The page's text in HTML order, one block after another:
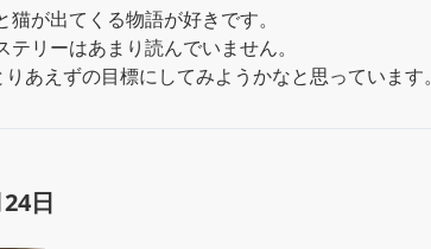
猫が出てくる物語が好きです。
テリーはあまり読んでいません。
あえずの目標にしてみようかなと思っています。
日